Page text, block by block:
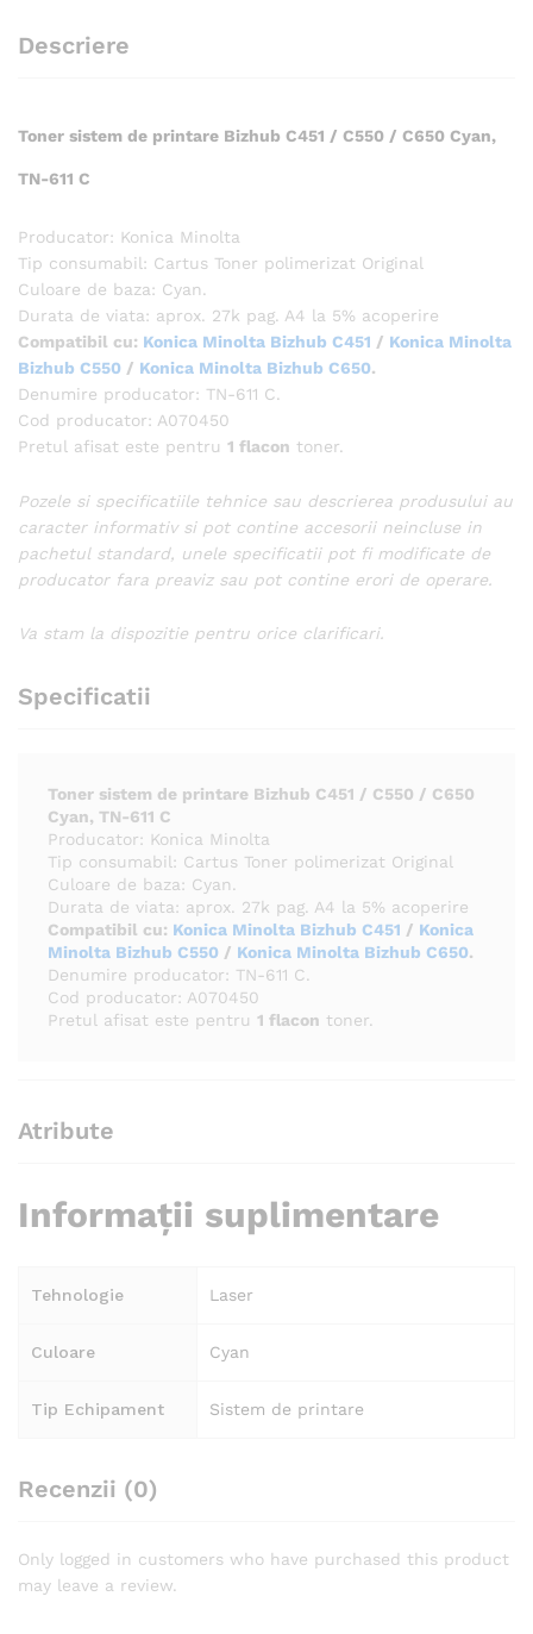
Descriere
Toner sistem de printare Bizhub C451 / C550 / C650 Cyan,
TN-611 C
Producator: Konica Minolta
Tip consumabil: Cartus Toner polimerizat Original
Culoare de baza: Cyan.
Durata de viata: aprox. 27k pag. A4 la 5% acoperire
Compatibil cu: Konica Minolta Bizhub C451 / Konica Minolta
Bizhub C550 / Konica Minolta Bizhub C650.
Denumire producator: TN-611 C.
Cod producator: A070450
Pretul afisat este pentru 1 flacon toner.
Pozele si specificatiile tehnice sau descrierea produsului au
caracter informativ si pot contine accesorii neincluse in
pachetul standard, unele specificatii pot fi modificate de
producator fara preaviz sau pot contine erori de operare.
Va stam la dispozitie pentru orice clarificari.
Specificatii
Toner sistem de printare Bizhub C451 / C550 / C650
Cyan, TN-611 C
Producator: Konica Minolta
Tip consumabil: Cartus Toner polimerizat Original
Culoare de baza: Cyan.
Durata de viata: aprox. 27k pag. A4 la 5% acoperire
Compatibil cu: Konica Minolta Bizhub C451 / Konica
Minolta Bizhub C550 / Konica Minolta Bizhub C650.
Denumire producator: TN-611 C.
Cod producator: A070450
Pretul afisat este pentru 1 flacon toner.
Atribute
Informații suplimentare
Tehnologie Laser
Culoare Cyan
Tip Echipament Sistem de printare
Recenzii (0)
Only logged in customers who have purchased this product
may leave a review.